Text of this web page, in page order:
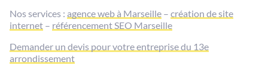
Nos services : agence web à Marseille – création de site
internet – référencement SEO Marseille
Demander un devis pour votre entreprise du 13e
arrondissement